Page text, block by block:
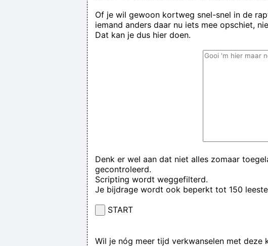
Of je wil gewoon kortweg snel-snel in de
iemand anders daar nu iets mee opschiet,
Dat kan je dus hier doen.
Denk er wel aan dat niet alles zomaar
gecontroleerd.
Scripting wordt weggefilterd.
Je bijdrage wordt ook beperkt tot 150
START
Wil je nóg meer tijd verkwanselen met deze